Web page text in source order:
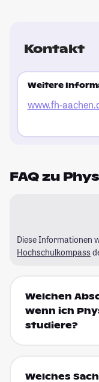
Kontakt
Weitere
www.fh-
FAQ zu
Diese Informationen
Hochschulkompass
Welchen
wenn ich
studiere?
Welches